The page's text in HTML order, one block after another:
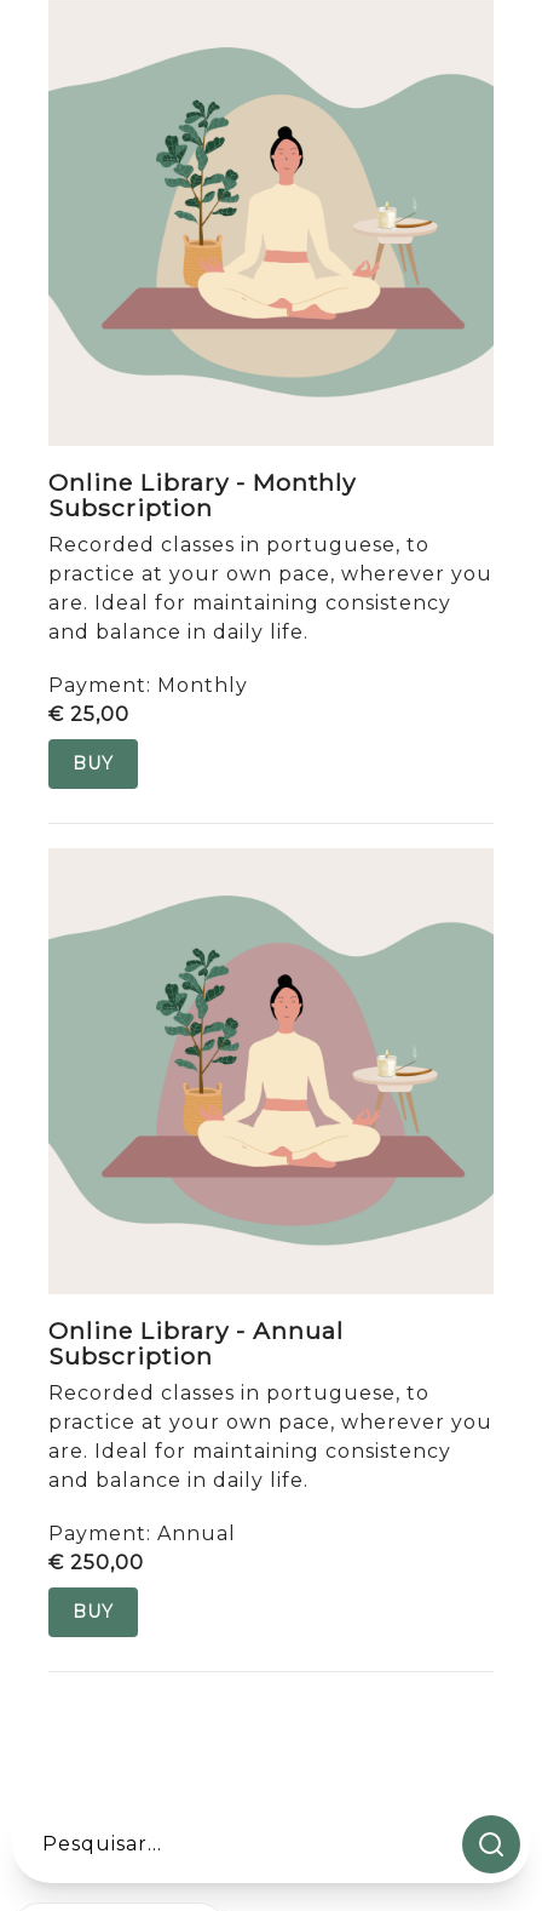
Online Library - Monthly
Subscription
Recorded classes in portuguese, to
practice at your own pace, wherever you
are. Ideal for maintaining consistency
and balance in daily life.
Payment: Monthly
€ 25,00
BUY
Online Library - Annual
Subscription
Recorded classes in portuguese, to
practice at your own pace, wherever you
are. Ideal for maintaining consistency
and balance in daily life.
Payment: Annual
€ 250,00
BUY